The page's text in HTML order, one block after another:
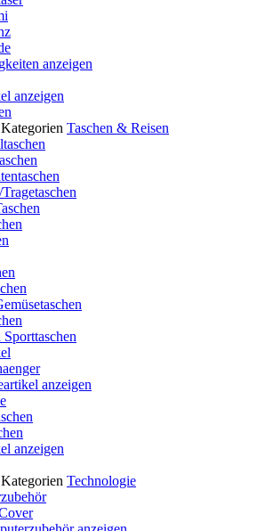
anzeigen
anzeigen
Taschen & Reisen
anzeigen
anzeigen
Technologie